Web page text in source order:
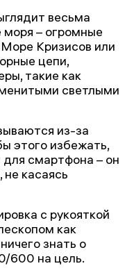
весьма
– огромные
Кризисов или
цепи,
такие как
светлыми
из-за
этого избежать,
смартфона – он
касаясь
с рукояткой
как
знать о
600 на цель.